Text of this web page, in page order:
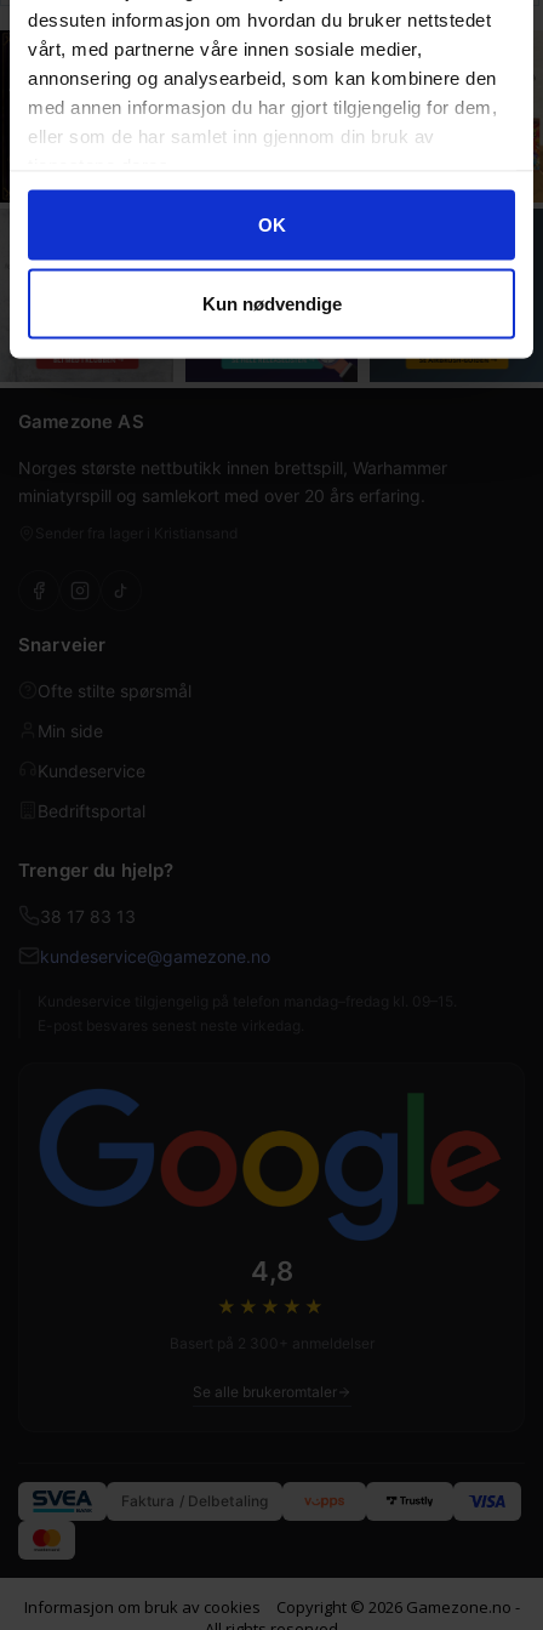
dessuten informasjon om hvordan du bruker nettstedet
vårt, med partnerne våre innen sosiale medier,
annonsering og analysearbeid, som kan kombinere den
med annen informasjon du har gjort tilgjengelig for dem,
eller som de har samlet inn gjennom din bruk av
Googles retningslinjer for personvern
OK
Kun nødvendige
Display
Gamezone AS
Norges største nettbutikk innen brettspill, Warhammer
miniatyrspill og samlekort med over 20 års erfaring.
Snarveier
Ofte stilte spørsmål
Min side
Kundeservice
Bedriftsportal
Trenger du hjelp?
38 17 83 13
kundeservice@gamezone.no
4,8
★★★★ ★
Se alle brukeromtaler
Faktura / Delbetaling
Informasjon om bruk av cookies
Copyright © 2026 Gamezone.no -